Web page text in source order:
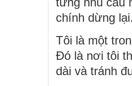
chính dừng lại.
Tôi là một
Đó là nơi tôi
dài và tránh